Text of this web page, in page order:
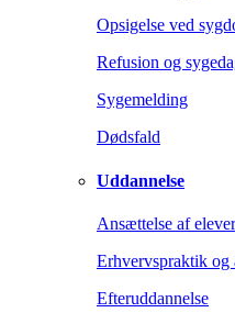
Opsigelse ved
Refusion og
Sygemelding
Dødsfald
Uddannelse
Ansættelse af
Erhvervspraktik og
Efteruddannelse